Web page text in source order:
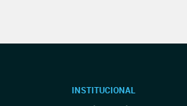
INSTITUCIONAL